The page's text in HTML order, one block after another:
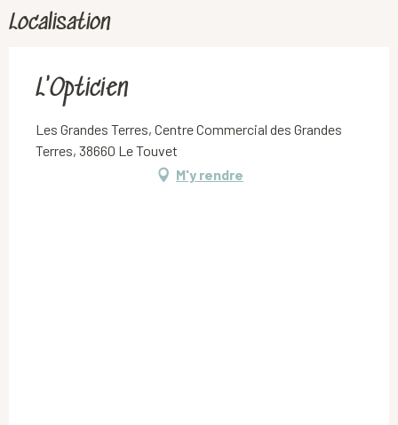
Localisation
L'Opticien
Les Grandes Terres, Centre Commercial des Grandes
Terres, 38660 Le Touvet
M'y rendre